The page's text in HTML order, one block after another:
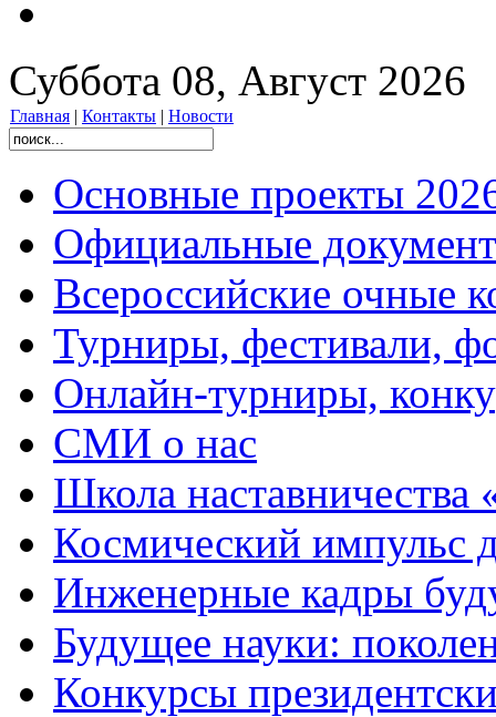
Суббота 08, Август 2026
Главная | Контакты | Новости
Основные проекты
Официальные
Всероссийские очные
Турниры, фестивали,
Онлайн-турниры,
СМИ о нас
Школа
Космический импульс
Инженерные кадры
Будущее науки:
Конкурсы